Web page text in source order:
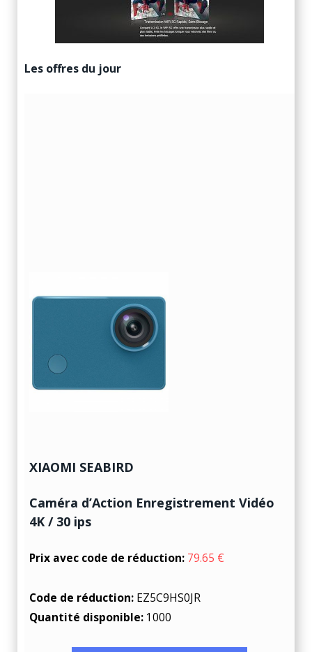
Les offres du jour
XIAOMI SEABIRD
Caméra d’Action Enregistrement Vidéo
4K / 30 ips
Prix avec code de réduction: 79.65 €
Code de réduction: EZ5C9HS0JR
Quantité disponible: 1000